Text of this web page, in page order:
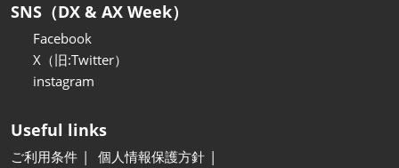
SNS（DX & AX Week）
Facebook
X（旧:Twitter）
instagram
Useful links
ご利用条件
個人情報保護方針